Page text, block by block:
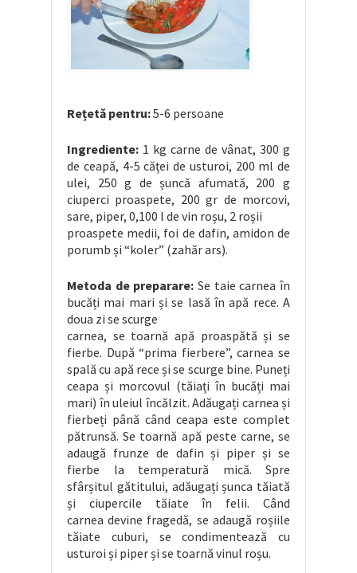
Rețetă pentru:5-6 persoane
Ingrediente: 1 kg carne de vânat, 300 g
de ceapă, 4-5 căței de usturoi, 200 ml de
ulei, 250 g de șuncă afumată, 200 g
ciuperci proaspete, 200 gr de morcovi,
sare, piper, 0,100 l de vin roșu, 2 roșii
proaspete medii, foi de dafin, amidon de
porumb și “koler” (zahăr ars).
Metoda de preparare: Se taie carnea în
bucăți mai mari și se lasă în apă rece. A
doua zi se scurge
carnea, se toarnă apă proaspătă și se
fierbe. După “prima fierbere”, carnea se
spală cu apă rece și se scurge bine. Puneți
ceapa și morcovul (tăiați în bucăți mai
mari) în uleiul încălzit. Adăugați carnea și
fierbeți până când ceapa este complet
pătrunsă. Se toarnă apă peste carne, se
adaugă frunze de dafin și piper și se
fierbe la temperatură mică. Spre
sfârșitul gătitului, adăugați șunca tăiată
și ciupercile tăiate în felii. Când
carnea devine fragedă, se adaugă roșiile
tăiate cuburi, se condimentează cu
usturoi și piper și se toarnă vinul roșu.